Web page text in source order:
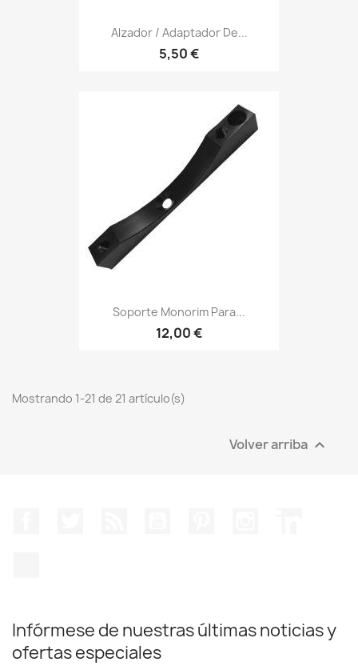
Alzador / Adaptador De...
5,50 €
Soporte Monorim Para...
12,00 €
Mostrando 1-21 de 21 artículo(s)
Volver arriba 
Infórmese de nuestras últimas noticias y
ofertas especiales